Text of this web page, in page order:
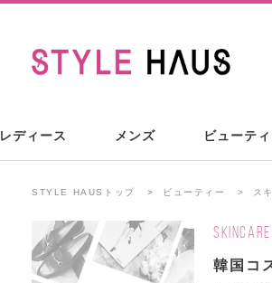
レディース メンズ ビューテ
STYLE HAUSトップ ビューティー ス
SKINCARE
韓国コ